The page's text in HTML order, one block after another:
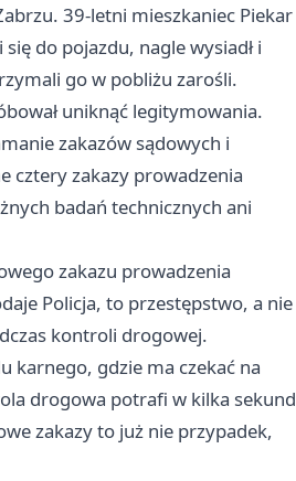
39-letni mieszkaniec Piekar
do pojazdu, nagle wysiadł i
go w pobliżu zarośli.
uniknąć legitymowania.
zakazów sądowych i
cztery zakazy prowadzenia
badań technicznych ani
zakazu prowadzenia
Policja, to przestępstwo, a nie
kontroli drogowej.
karnego, gdzie ma czekać na
drogowa potrafi w kilka sekund
zakazy to już nie przypadek,